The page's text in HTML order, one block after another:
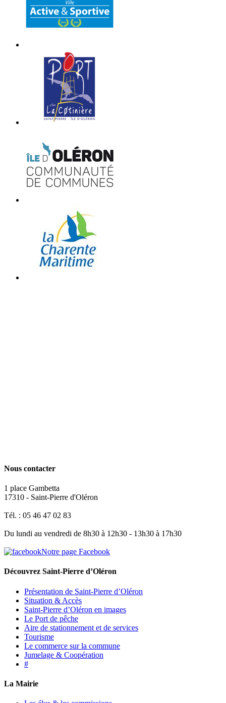
Nous contacter
1 place Gambetta
17310 - Saint-Pierre d'Oléron
Tél. : 05 46 47 02 83
Du lundi au vendredi de 8h30 à 12h30 - 13h30 à 17h30
Notre page Facebook
Découvrez Saint-Pierre d’Oléron
Présentation de Saint-Pierre d’Oléron
Situation & Accès
Saint-Pierre d’Oléron en images
Le Port de pêche
Aire de stationnement et de services
Tourisme
Le commerce sur la commune
Jumelage & Coopération
#
La Mairie